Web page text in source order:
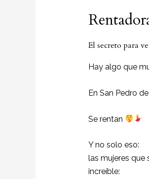
El secreto para
Hay algo que
En San Pedro
Se rentan
Y no solo eso:
las mujeres que
increíble: